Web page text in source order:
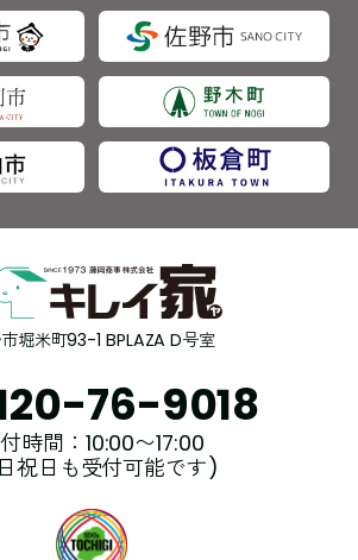
堀米町93-1 BPLAZA D号室
76-9018
時間：10:00〜17:00
祝日も受付可能です)